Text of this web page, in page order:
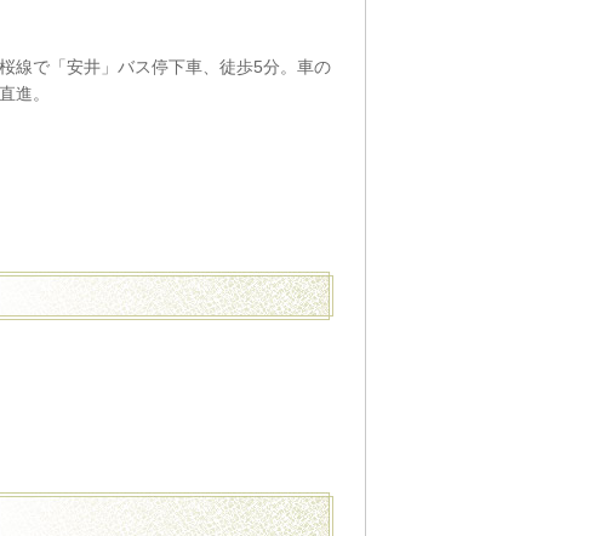
線で「安井」バス停下車、徒歩5分。車の
進。